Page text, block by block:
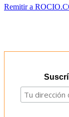
Remitir a